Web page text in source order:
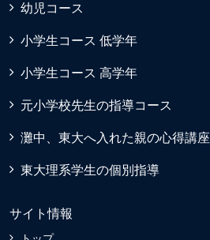
幼児コース
小学生コース 低学年
小学生コース 高学年
元小学校先生の指導コース
灘中、東大へ入れた親の心得講座
東大理系学生の個別指導
サイト情報